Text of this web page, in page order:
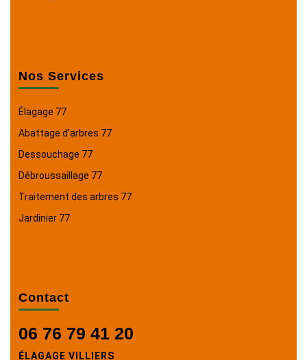
Nos Services
Élagage 77
Abattage d’arbres 77
Dessouchage 77
Débroussaillage 77
Traitement des arbres 77
Jardinier 77
Contact
06 76 79 41 20
ÉLAGAGE VILLIERS